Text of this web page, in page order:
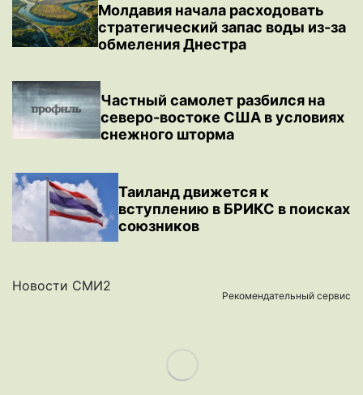
Молдавия начала расходовать
стратегический запас воды из-за
обмеления Днестра
Частный самолет разбился на
северо-востоке США в условиях
снежного шторма
Таиланд движется к
вступлению в БРИКС в поисках
союзников
Новости СМИ2
Рекомендательный сервис